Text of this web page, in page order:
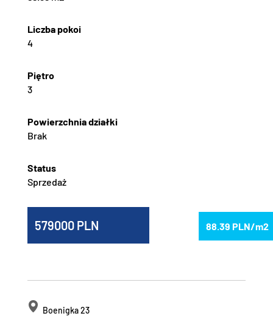
4
3
Brak
Sprzedaż
579000 88.39
Boenigka 23